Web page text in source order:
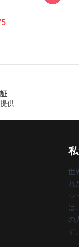
供
世
れ
シ
は
の
す。